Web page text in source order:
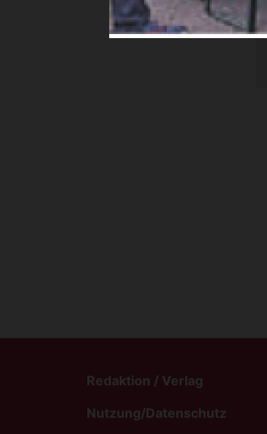
Redaktion / Verlag
Nutzung/Datenschutz